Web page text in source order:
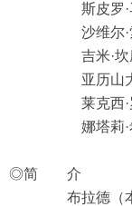
斯皮罗·马
沙维尔·索
吉米·坎
亚历山大·
莱克西·
娜塔莉·希
◎简 介
布拉德（本·斯